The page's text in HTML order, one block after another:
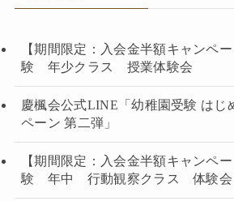
【期間限定：入会金半額キャンペ
験 年少クラス 授業体験会
慶楓会公式LINE「幼稚園受験 はじ
ペーン 第二弾」
【期間限定：入会金半額キャンペ
験 年中 行動観察クラス 体験会